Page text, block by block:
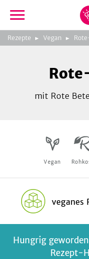
Rezepte Vegan
mit Rote
Vegan
veganes
Hungrig
Rezept-